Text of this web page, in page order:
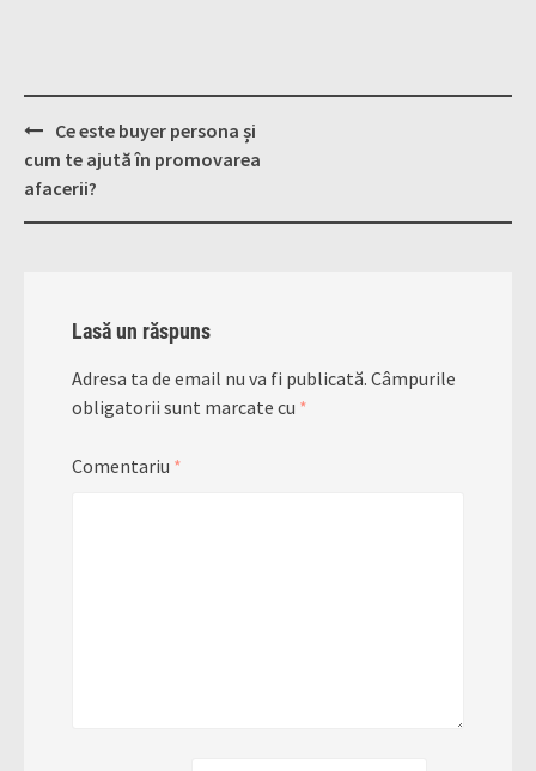
Post
navigation
Ce este buyer persona și
cum te ajută în promovarea
afacerii?
Lasă un răspuns
Adresa ta de email nu va fi publicată. Câmpurile
obligatorii sunt marcate cu *
Comentariu *